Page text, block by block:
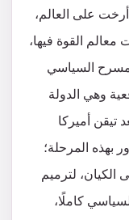
أرخت على العالم،
القوة فيها،
السياسي
وهي الدولة
تيقن أميركا
بهذه المرحلة؛
الكيان، لترميم
كاملًا،